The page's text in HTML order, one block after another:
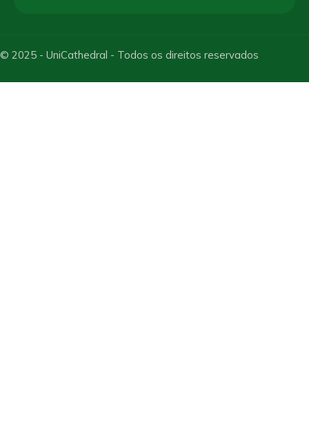
© 2025 - UniCathedral - Todos os direitos reservados